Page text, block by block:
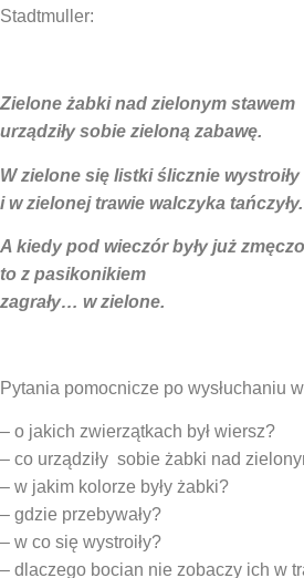
Stadtmuller:
Zielone żabki nad zielonym stawem
urządziły sobie zieloną zabawę.
W zielone się listki ślicznie wystroiły
i w zielonej trawie walczyka tańczyły.
A kiedy pod wieczór były już
to z pasikonikiem
zagrały… w zielone.
Pytania pomocnicze po wysłuchaniu
– o jakich zwierzątkach był wiersz?
– co urządziły sobie żabki nad
– w jakim kolorze były żabki?
– gdzie przebywały?
– w co się wystroiły?
– dlaczego bocian nie zobaczy ich w